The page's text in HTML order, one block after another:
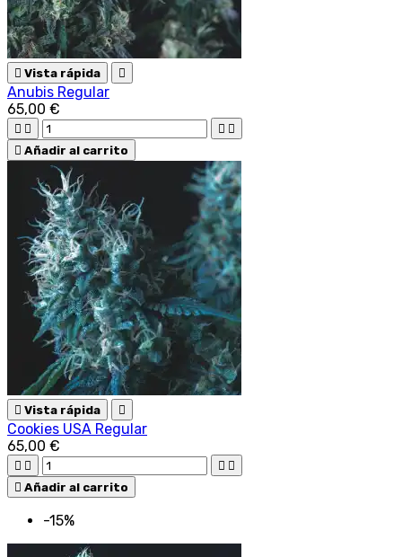
 Vista rápida 
Anubis Regular
65,00 €
   
 Añadir al carrito
 Vista rápida 
Cookies USA Regular
65,00 €
   
 Añadir al carrito
-15%